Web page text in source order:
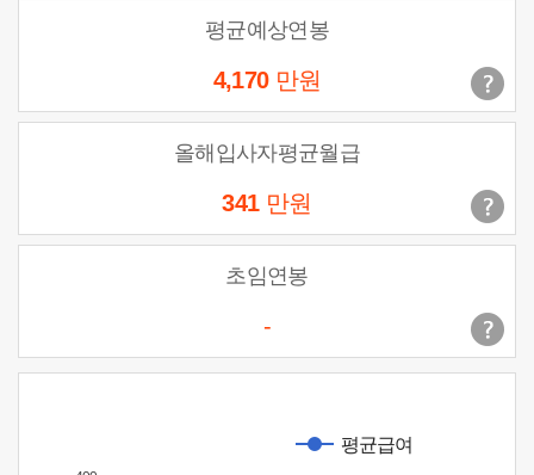
평균예상연봉
4,170 만원
올해입사자평균월급
341 만원
초임연봉
-
평균급여